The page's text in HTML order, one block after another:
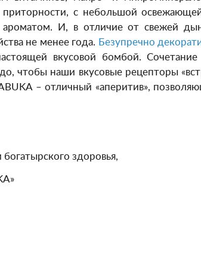
с небольшой
ароматом. И, в отличие от свежей
не менее года. Безупречно
вкусовой бомбой.
чтобы наши вкусовые рецепторы
– отличный «аперитив»,
здоровья,